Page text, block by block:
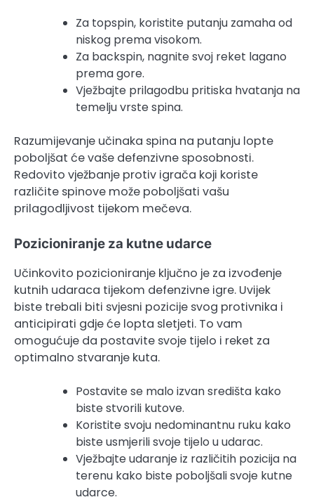
Za topspin, koristite putanju zamaha od
niskog prema visokom.
Za backspin, nagnite svoj reket lagano
prema gore.
Vježbajte prilagodbu pritiska hvatanja na
temelju vrste spina.
Razumijevanje učinaka spina na putanju lopte
poboljšat će vaše defenzivne sposobnosti.
Redovito vježbanje protiv igrača koji koriste
različite spinove može poboljšati vašu
prilagodljivost tijekom mečeva.
Pozicioniranje za kutne udarce
Učinkovito pozicioniranje ključno je za izvođenje
kutnih udaraca tijekom defenzivne igre. Uvijek
biste trebali biti svjesni pozicije svog protivnika i
anticipirati gdje će lopta sletjeti. To vam
omogućuje da postavite svoje tijelo i reket za
optimalno stvaranje kuta.
Postavite se malo izvan središta kako
biste stvorili kutove.
Koristite svoju nedominantnu ruku kako
biste usmjerili svoje tijelo u udarac.
Vježbajte udaranje iz različitih pozicija na
terenu kako biste poboljšali svoje kutne
udarce.